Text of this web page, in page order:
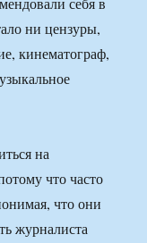
ни цензуры,
кинематограф,
на
что часто
что они
журналиста